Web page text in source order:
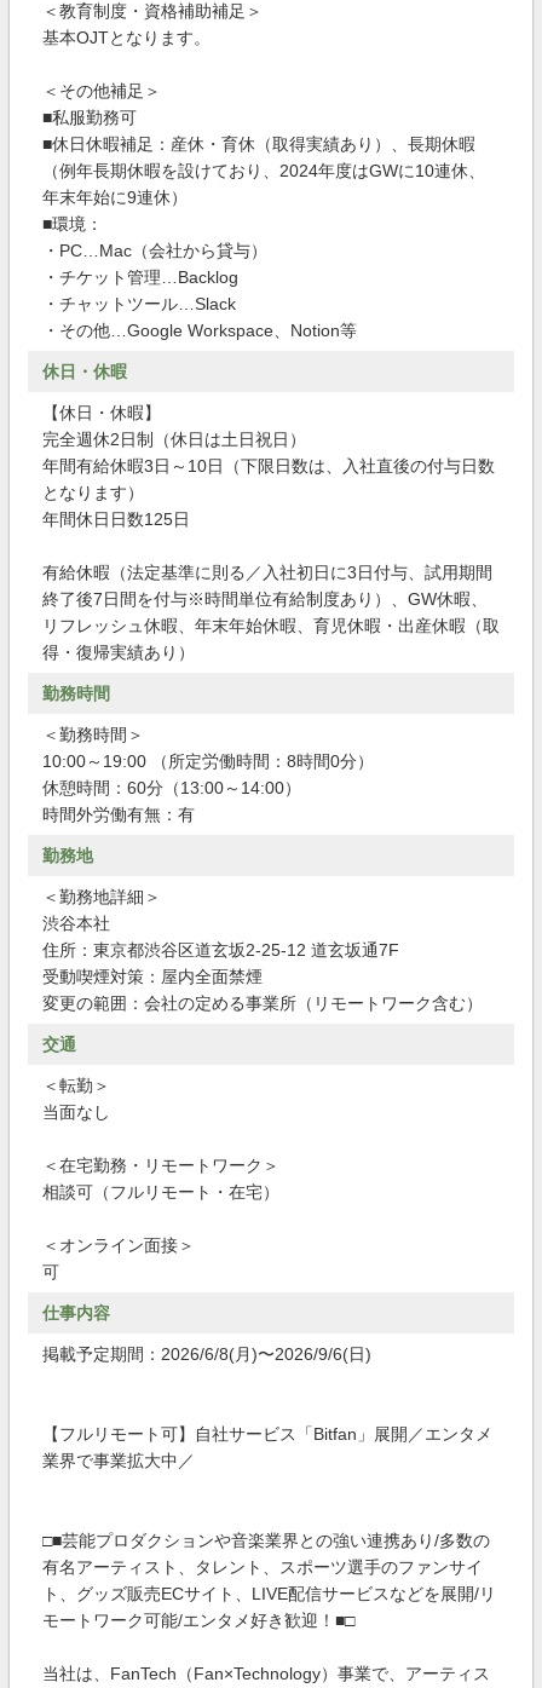
＜教育制度・資格補助補足＞
基本OJTとなります。
＜その他補足＞
■私服勤務可
■休日休暇補足：産休・育休（取得実績あり）、長期休暇
（例年長期休暇を設けており、2024年度はGWに10連休、
年末年始に9連休）
■環境：
・PC…Mac（会社から貸与）
・チケット管理…Backlog
・チャットツール…Slack
・その他…Google Workspace、Notion等
休日・休暇
【休日・休暇】
完全週休2日制（休日は土日祝日）
年間有給休暇3日～10日（下限日数は、入社直後の付与日数
となります）
年間休日日数125日
有給休暇（法定基準に則る／入社初日に3日付与、試用期間
終了後7日間を付与※時間単位有給制度あり）、GW休暇、
リフレッシュ休暇、年末年始休暇、育児休暇・出産休暇（取
得・復帰実績あり）
勤務時間
＜勤務時間＞
10:00～19:00 （所定労働時間：8時間0分）
休憩時間：60分（13:00～14:00）
時間外労働有無：有
勤務地
＜勤務地詳細＞
渋谷本社
住所：東京都渋谷区道玄坂2-25-12 道玄坂通7F
受動喫煙対策：屋内全面禁煙
変更の範囲：会社の定める事業所（リモートワーク含む）
交通
＜転勤＞
当面なし
＜在宅勤務・リモートワーク＞
相談可（フルリモート・在宅）
＜オンライン面接＞
可
仕事内容
掲載予定期間：2026/6/8(月)〜2026/9/6(日)
【フルリモート可】自社サービス「Bitfan」展開／エンタメ
業界で事業拡大中／
□■芸能プロダクションや音楽業界との強い連携あり/多数の
有名アーティスト、タレント、スポーツ選手のファンサイ
ト、グッズ販売ECサイト、LIVE配信サービスなどを展開/リ
モートワーク可能/エンタメ好き歓迎！■□
当社は、FanTech（Fan×Technology）事業で、アーティス